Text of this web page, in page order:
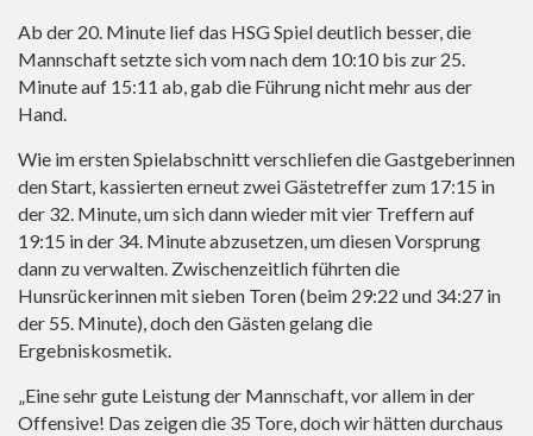
Ab der 20. Minute lief das HSG Spiel deutlich besser, die
Mannschaft setzte sich vom nach dem 10:10 bis zur 25.
Minute auf 15:11 ab, gab die Führung nicht mehr aus der
Hand.
Wie im ersten Spielabschnitt verschliefen die Gastgeberinnen
den Start, kassierten erneut zwei Gästetreffer zum 17:15 in
der 32. Minute, um sich dann wieder mit vier Treffern auf
19:15 in der 34. Minute abzusetzen, um diesen Vorsprung
dann zu verwalten. Zwischenzeitlich führten die
Hunsrückerinnen mit sieben Toren (beim 29:22 und 34:27 in
der 55. Minute), doch den Gästen gelang die
Ergebniskosmetik.
„Eine sehr gute Leistung der Mannschaft, vor allem in der
Offensive! Das zeigen die 35 Tore, doch wir hätten durchaus